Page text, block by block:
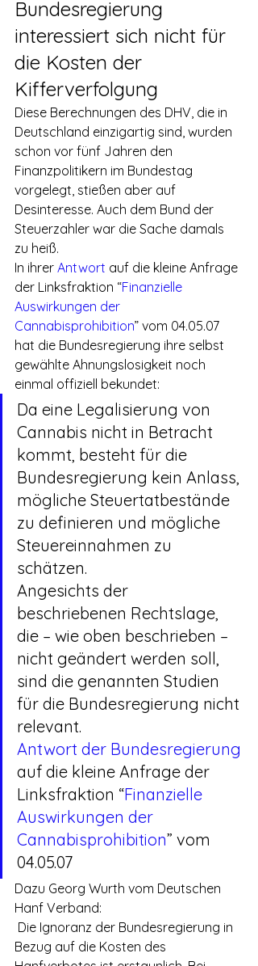
Bundesregierung
interessiert sich nicht für
die Kosten der
Kifferverfolgung
Diese Berechnungen des DHV, die in
Deutschland einzigartig sind, wurden
schon vor fünf Jahren den
Finanzpolitikern im Bundestag
vorgelegt, stießen aber auf
Desinteresse. Auch dem Bund der
Steuerzahler war die Sache damals
zu heiß.
In ihrer Antwort auf die kleine Anfrage
der Linksfraktion “Finanzielle
Auswirkungen der
Cannabisprohibition” vom 04.05.07
hat die Bundesregierung ihre selbst
gewählte Ahnungslosigkeit noch
einmal offiziell bekundet:
Da eine Legalisierung von
Cannabis nicht in Betracht
kommt, besteht für die
Bundesregierung kein Anlass,
mögliche Steuertatbestände
zu definieren und mögliche
Steuereinnahmen zu
schätzen.
Angesichts der
beschriebenen Rechtslage,
die – wie oben beschrieben –
nicht geändert werden soll,
sind die genannten Studien
für die Bundesregierung nicht
relevant.
Antwort der Bundesregierung
auf die kleine Anfrage der
Linksfraktion “Finanzielle
Auswirkungen der
Cannabisprohibition” vom
04.05.07
Dazu Georg Wurth vom Deutschen
Hanf Verband:
Bezug auf die Kosten des